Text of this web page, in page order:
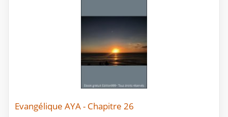
Evangélique AYA - Chapitre 26